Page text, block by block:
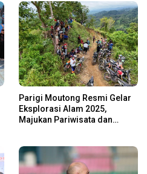
Parigi Moutong Resmi Gelar
Eksplorasi Alam 2025,
Majukan Pariwisata dan